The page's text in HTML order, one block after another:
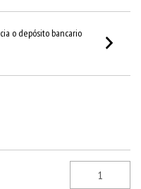
o depósito bancario